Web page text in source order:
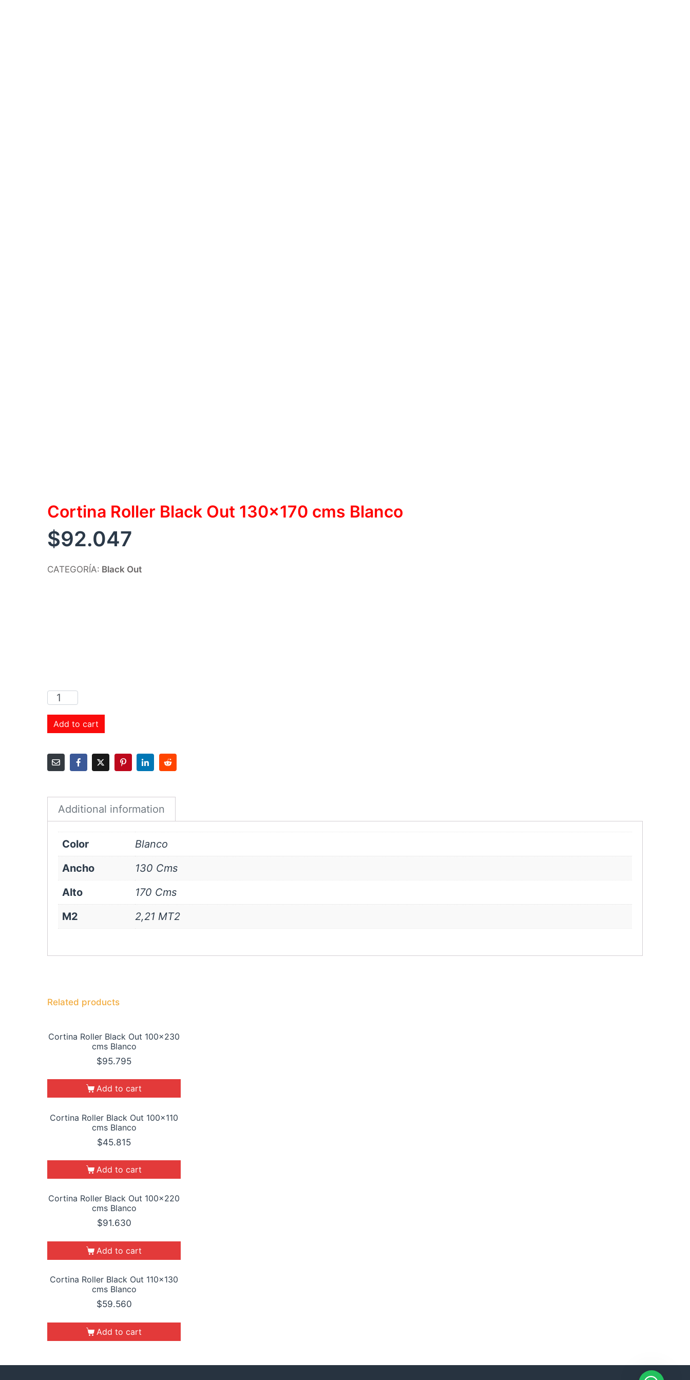
Cortina Roller Black Out 130×170 cms Blanco
$92.047
CATEGORÍA: Black Out
Cortina
Black
Out
cms
Add to cart
Additional information
Color
Blanco
Ancho
130 Cms
Alto
170 Cms
M2
2,21 MT2
Related products
Cortina Roller Black Out 100×230
cms Blanco
$95.795
Add to cart
Cortina Roller Black Out 100×110
cms Blanco
$45.815
Add to cart
Cortina Roller Black Out 100×220
cms Blanco
$91.630
Add to cart
Cortina Roller Black Out 110×130
cms Blanco
$59.560
Add to cart